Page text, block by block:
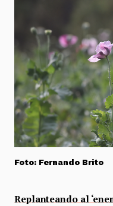
Foto: Fernando Brito
Replanteando al